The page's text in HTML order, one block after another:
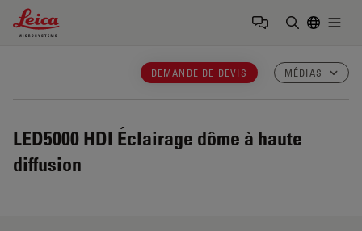
Leica Microsystems Logo
DEMANDE DE DEVIS MÉDIAS
LED5000 HDI Éclairage dôme à haute
diffusion